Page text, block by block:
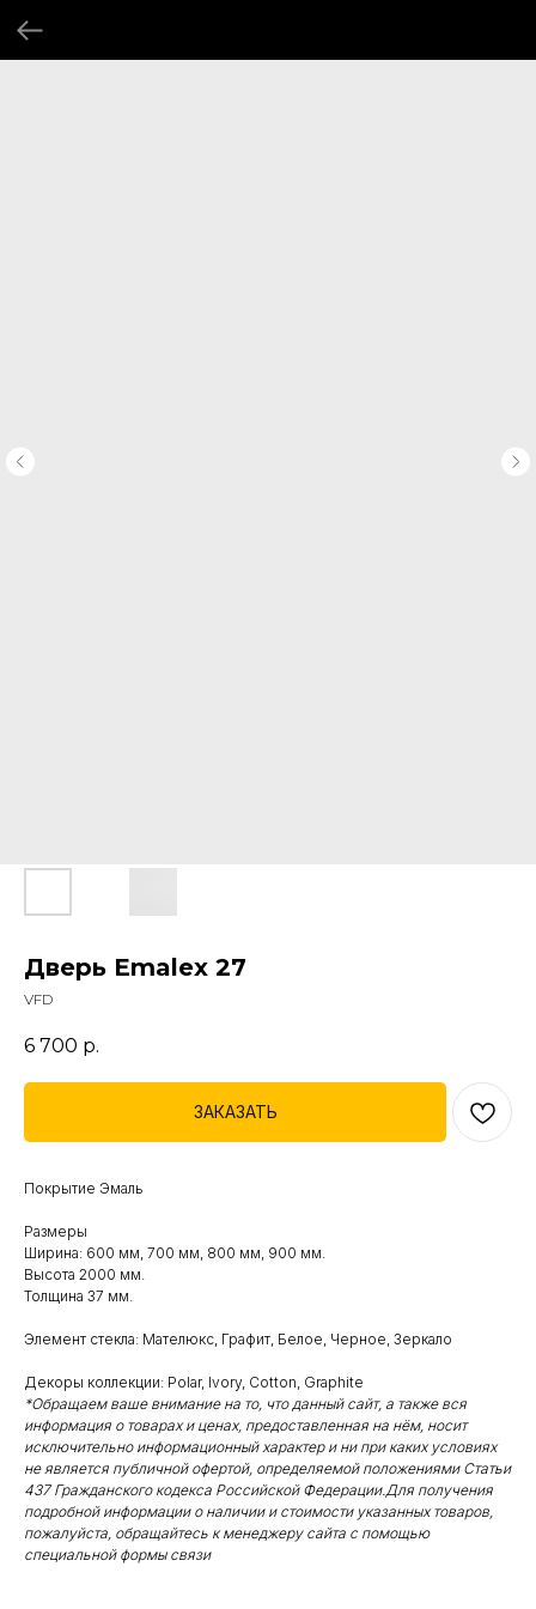
Дверь Emalex 27
VFD
6 700 р.
ЗАКАЗАТЬ
Покрытие Эмаль
Размеры
Ширина: 600 мм, 700 мм, 800 мм, 900 мм.
Высота 2000 мм.
Толщина 37 мм.
Элемент стекла: Мателюкс, Графит, Белое, Черное, Зеркало
Декоры коллекции: Polar, Ivory, Cotton, Graphite
*Обращаем ваше внимание на то, что данный сайт, а также вся
информация о товарах и ценах, предоставленная на нём, носит
исключительно информационный характер и ни при каких условиях
не является публичной офертой, определяемой положениями Статьи
437 Гражданского кодекса Российской Федерации.Для получения
подробной информации о наличии и стоимости указанных товаров,
пожалуйста, обращайтесь к менеджеру сайта с помощью
специальной формы связи